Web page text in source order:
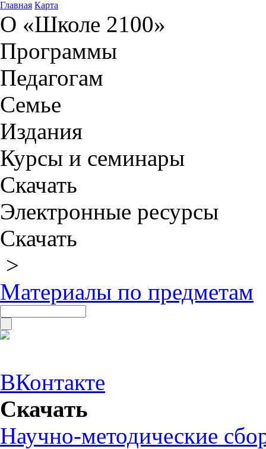
Главная Карта
О «Школе 2100»
Программы
Педагогам
Семье
Издания
Курсы и семинары
Скачать
Электронные ресурсы
Скачать
>
Материалы по предметам
ВКонтакте
Скачать
Научно-методические